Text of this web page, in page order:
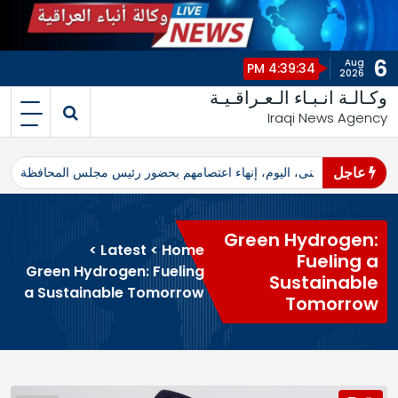
i
t
6
Aug
2026
4:39:34 PM
وكـالـة انـبـاء الـعـراقـيـة
Iraqi News Agency
عاجل
محافظ المثنى، اليوم، إنهاء اعتصامهم بحضور رئيس مجلس المحافظة
Green Hydrogen:
Fueling a
Sustainable
Tomorrow
Home
>
Latest
>
Green Hydrogen: Fueling
a Sustainable Tomorrow